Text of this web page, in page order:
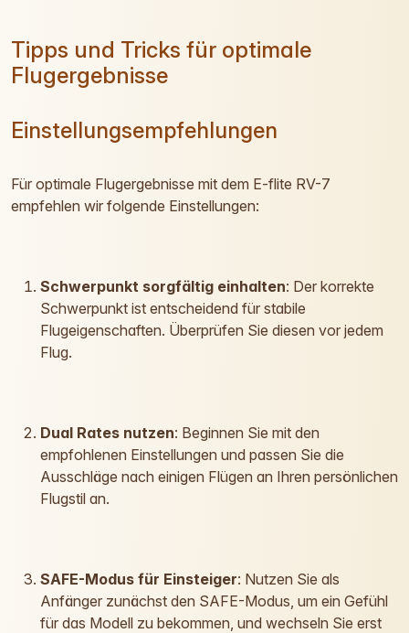
Tipps und Tricks für optimale
Flugergebnisse
Einstellungsempfehlungen
Für optimale Flugergebnisse mit dem E-flite RV-7
empfehlen wir folgende Einstellungen:
Schwerpunkt sorgfältig einhalten: Der korrekte
Schwerpunkt ist entscheidend für stabile
Flugeigenschaften. Überprüfen Sie diesen vor jedem
Flug.
Dual Rates nutzen: Beginnen Sie mit den
empfohlenen Einstellungen und passen Sie die
Ausschläge nach einigen Flügen an Ihren persönlichen
Flugstil an.
SAFE-Modus für Einsteiger: Nutzen Sie als
Anfänger zunächst den SAFE-Modus, um ein Gefühl
für das Modell zu bekommen, und wechseln Sie erst